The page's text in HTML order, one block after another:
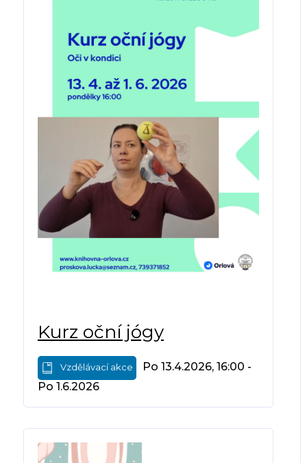
Kurz oční jógy
Vzdělávací akce
Po 13.4.2026, 16:00 -
Po 1.6.2026